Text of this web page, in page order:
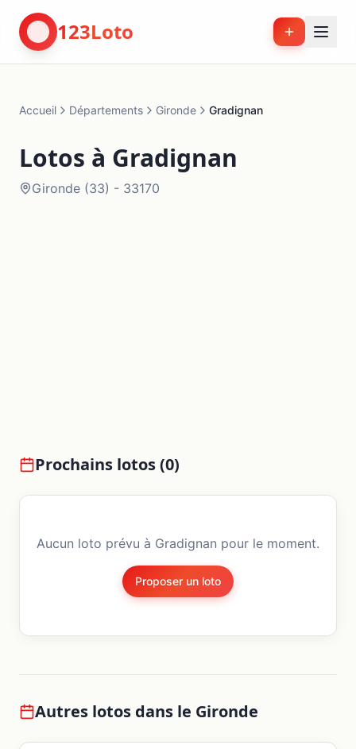
123Loto
Accueil Départements Gironde Gradignan
Lotos à Gradignan
Gironde (33) - 33170
Prochains lotos (0)
Aucun loto prévu à Gradignan pour le moment.
Proposer un loto
Autres lotos dans le Gironde